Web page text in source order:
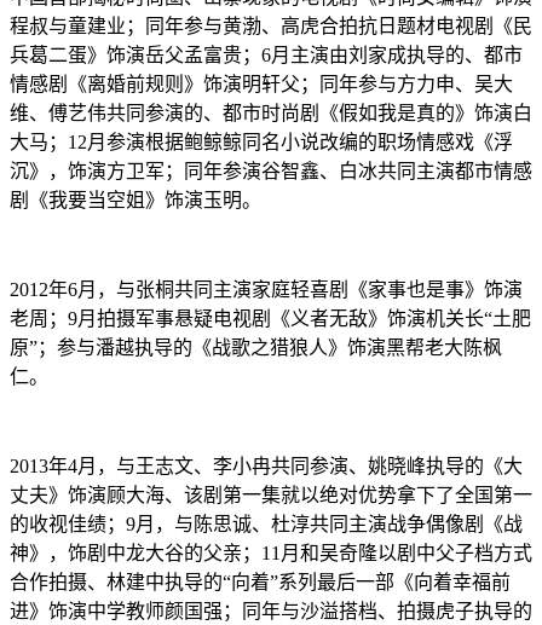
程叔与童建业；同年参与黄渤、高虎合拍抗日题材电视剧《民
兵葛二蛋》饰演岳父孟富贵；6月主演由刘家成执导的、都市
情感剧《离婚前规则》饰演明轩父；同年参与方力申、吴大
维、傅艺伟共同参演的、都市时尚剧《假如我是真的》饰演白
大马；12月参演根据鲍鲸鲸同名小说改编的职场情感戏《浮
沉》，饰演方卫军；同年参演谷智鑫、白冰共同主演都市情感
剧《我要当空姐》饰演玉明。
2012年6月，与张桐共同主演家庭轻喜剧《家事也是事》饰演
老周；9月拍摄军事悬疑电视剧《义者无敌》饰演机关长“土肥
原”；参与潘越执导的《战歌之猎狼人》饰演黑帮老大陈枫
仁。
2013年4月，与王志文、李小冉共同参演、姚晓峰执导的《大
丈夫》饰演顾大海、该剧第一集就以绝对优势拿下了全国第一
的收视佳绩；9月，与陈思诚、杜淳共同主演战争偶像剧《战
神》，饰剧中龙大谷的父亲；11月和吴奇隆以剧中父子档方式
合作拍摄、林建中执导的“向着”系列最后一部《向着幸福前
进》饰演中学教师颜国强；同年与沙溢搭档、拍摄虎子执导的